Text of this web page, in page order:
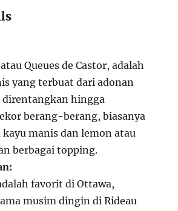
Queues de Castor, adalah
yang terbuat dari adonan
direntangkan hingga
berang-berang, biasanya
manis dan lemon atau
berbagai topping.
favorit di Ottawa,
musim dingin di Rideau